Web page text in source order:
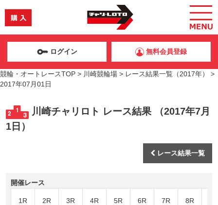
ログイン 無料会員登録
競輪・オートレースTOP > 川崎競輪場 > レース結果一覧（2017年）
>
2017年07月01日
川崎チャリロト レース結果 （2017年7月
1日）
レース結果一覧
開催レース
1R 2R 3R 4R 5R 6R 7R 8R